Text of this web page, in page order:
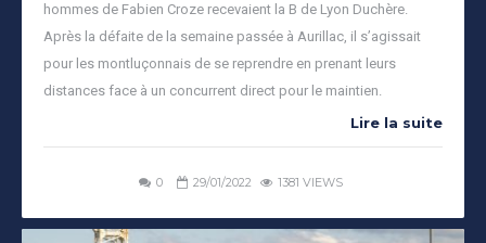
hommes de Fabien Croze recevaient la B de Lyon Duchère.
Après la défaite de la semaine passée à Aurillac, il s’agissait
pour les montluçonnais de se reprendre en prenant leurs
distances face à un concurrent direct pour le maintien.
Lire la suite
0 29/01/2022 1381 VIEWS